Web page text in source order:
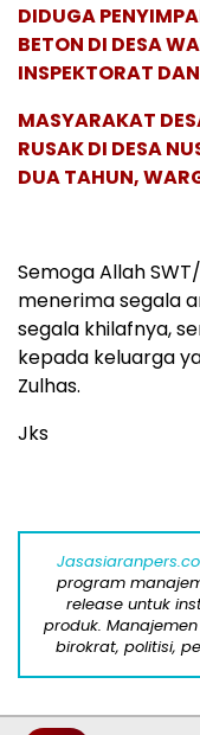
DIDUGA
BETON DI DESA
INSPEKTORAT
MASYARAKAT
RUSAK DI DESA
DUA TAHUN,
Semoga Allah
menerima segala
segala khilafnya,
kepada keluarga
Zulhas.
Jks
program
release untuk
produk.
birokrat, politisi,